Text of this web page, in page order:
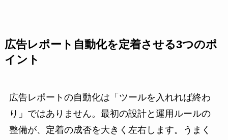
広告レポート自動化を定着させる3つのポ
イント
広告レポートの自動化は「ツールを入れれば終わ
り」ではありません。最初の設計と運用ルールの
整備が、定着の成否を大きく左右します。うまく